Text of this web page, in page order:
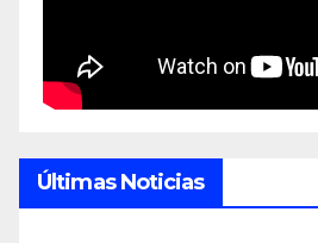
Últimas Noticias